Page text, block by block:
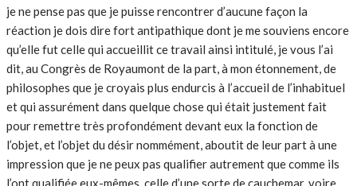
je ne pense pas que je puisse rencontrer d’aucune façon la
réaction je dois dire fort antipathique dont je me souviens encore
qu’elle fut celle qui accueillit ce travail ainsi intitulé, je vous l’ai
dit, au Congrès de Royaumont de la part, à mon étonnement, de
philosophes que je croyais plus endurcis à l’accueil de l’inhabituel
et qui assurément dans quelque chose qui était justement fait
pour remettre très profondément devant eux la fonction de
l’objet, et l’objet du désir nommément, aboutit de leur part à une
impression que je ne peux pas qualifier autrement que comme ils
l’ont qualifiée eux-mêmes, celle d’une sorte de cauchemar, voire